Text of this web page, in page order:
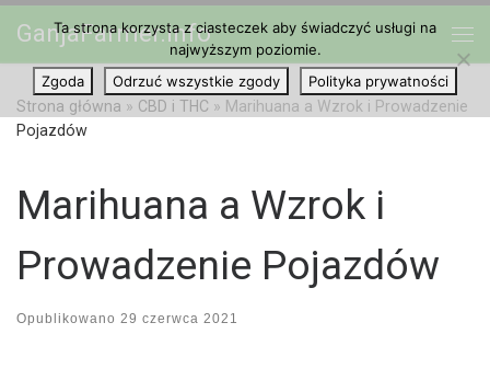
Przejdź do treści
GanjaFarmer.info
Strona główna » CBD i THC » Marihuana a Wzrok i Prowadzenie
Pojazdów
Marihuana a Wzrok i
Prowadzenie Pojazdów
Opublikowano 29 czerwca 2021
Ta strona korzysta z ciasteczek aby świadczyć usługi na
najwyższym poziomie.
Zgoda
Odrzuć wszystkie zgody Polityka prywatności